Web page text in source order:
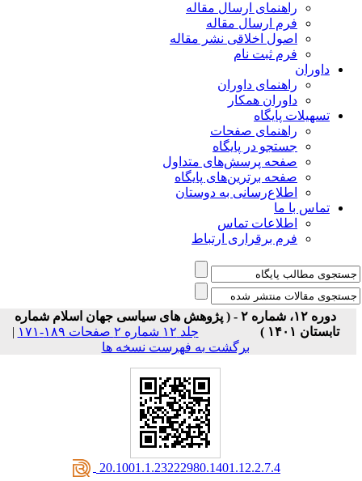
راهنمای ارسال مقاله
فرم ارسال مقاله
اصول اخلاقی نشر مقاله
فرم ثبت نام
داوران
راهنمای داوران
داوران همکار
تسهیلات پایگاه
راهنمای صفحات
جستجو در پایگاه
صفحه پرسش‌های متداول
صفحه برترین‌های پایگاه
اطلاع‌رسانی به دوستان
تماس با ما
اطلاعات تماس
فرم برقراری ارتباط
دوره ۱۲، شماره ۲ - ( پژوهش های سیاسی جهان اسلام شماره
تابستان ۱۴۰۱ )
جلد ۱۲ شماره ۲ صفحات ۱۸۹-۱۷۱
|
برگشت به فهرست نسخه ها
‎ 20.1001.1.23222980.1401.12.2.7.4